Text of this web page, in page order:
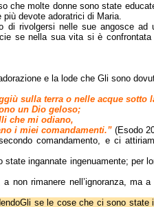
che molte donne sono state
devote adoratrici di Maria.
di rivolgersi nelle sue angosce ad
se nella sua vita si è
e la lode che Gli sono
sulla terra o nelle acque sotto
un Dio geloso;
che mi odiano,
i miei comandamenti.” (Esodo
comandamento, e ci
ingannate ingenuamente; per
non rimanere nell’ignoranza, ma
se le cose che ci sono state